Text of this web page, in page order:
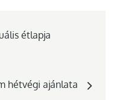
étlapja
hétvégi ajánlata